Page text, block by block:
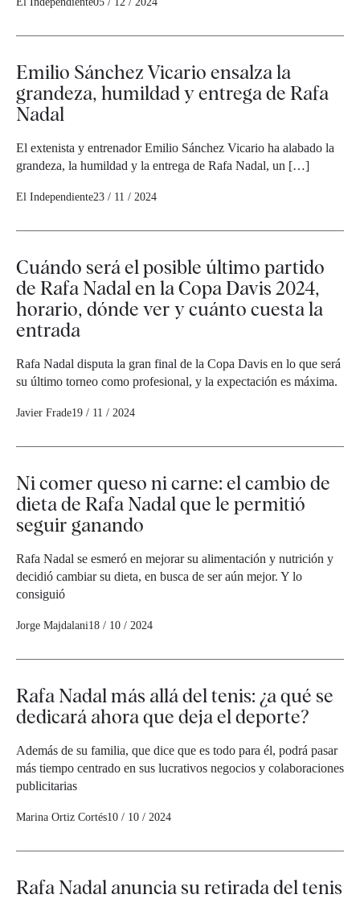
Emilio Sánchez Vicario ensalza la
grandeza, humildad y entrega de Rafa
Nadal
El extenista y entrenador Emilio Sánchez Vicario ha alabado la
grandeza, la humildad y la entrega de Rafa Nadal, un […]
El Independiente23 / 11 / 2024
Cuándo será el posible último partido
de Rafa Nadal en la Copa Davis 2024,
horario, dónde ver y cuánto cuesta la
entrada
Rafa Nadal disputa la gran final de la Copa Davis en lo que será
su último torneo como profesional, y la expectación es máxima.
Javier Frade19 / 11 / 2024
Ni comer queso ni carne: el cambio de
dieta de Rafa Nadal que le permitió
seguir ganando
Rafa Nadal se esmeró en mejorar su alimentación y nutrición y
decidió cambiar su dieta, en busca de ser aún mejor. Y lo
consiguió
Jorge Majdalani18 / 10 / 2024
Rafa Nadal más allá del tenis: ¿a qué se
dedicará ahora que deja el deporte?
Además de su familia, que dice que es todo para él, podrá pasar
más tiempo centrado en sus lucrativos negocios y colaboraciones
publicitarias
Marina Ortiz Cortés10 / 10 / 2024
Rafa Nadal anuncia su retirada del tenis